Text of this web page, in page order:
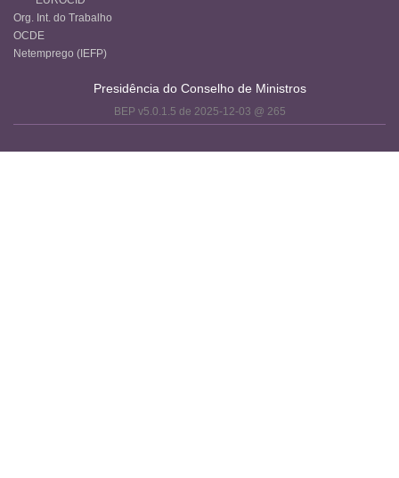
Org. Int. do Trabalho
OCDE
Netemprego (IEFP)
Presidência do Conselho de Ministros
BEP v5.0.1.5 de 2025-12-03 @ 265